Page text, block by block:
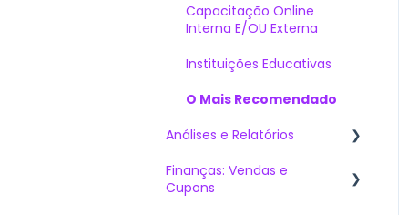
O Mais Perguntado
Soluções Técnicas
Capacitação Online
Interna E/OU Externa
Instituições Educativas
O Mais Recomendado
Análises e Relatórios
Dashboards
Finanças: Vendas e
Cupons